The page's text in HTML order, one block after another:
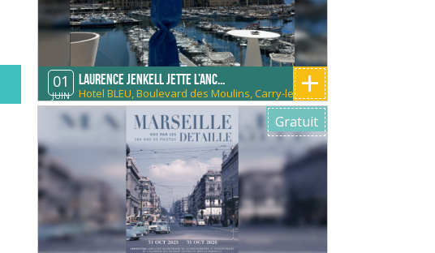
01
JUIN
Laurence Jenkell jette l’anc...
Hotel BLEU, Boulevard des Moulins, Carry-le-
Rouet, France
+
Gratuit